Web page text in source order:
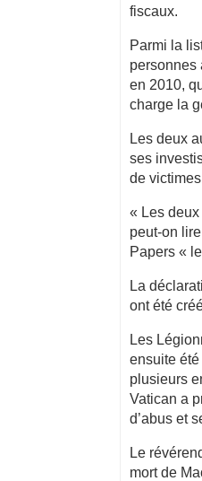
fiscaux.
Parmi la
personnes
en 2010,
charge la
Les deux
ses
de
« Les
peut-on lire
Papers «
La
ont été
Les
ensuite
plusieurs
Vatican a
d’abus et
Le
mort de